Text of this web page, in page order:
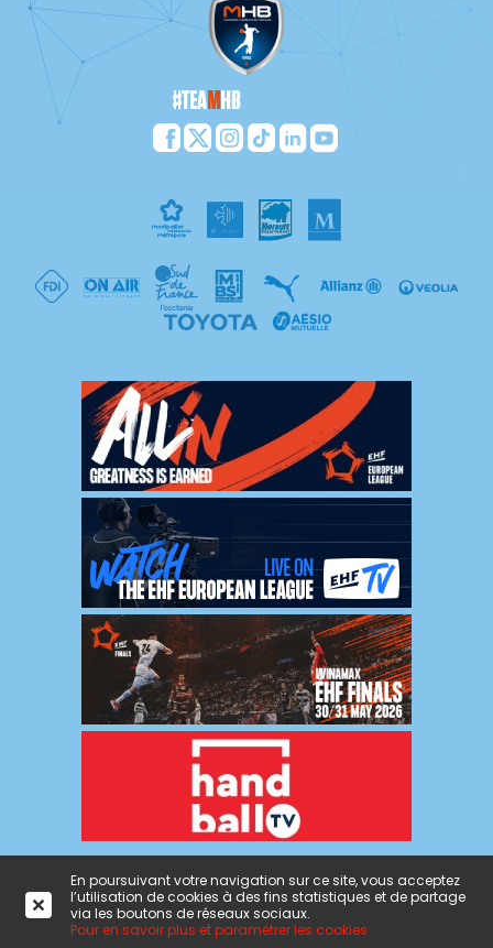
Mentions
légales
| Politique de
confidentialité
| Crédits : ON
L'agence
| Admin
En poursuivant votre navigation sur ce site, vous acceptez
l’utilisation de cookies à des fins statistiques et de partage
via les boutons de réseaux sociaux.
Pour en savoir plus et paramétrer les cookies